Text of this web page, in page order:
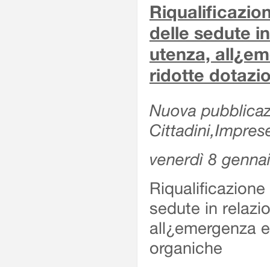
delle sedute
utenza,
ridotte
Nuova
venerdì 8
sedute in
all¿emergenza
organiche